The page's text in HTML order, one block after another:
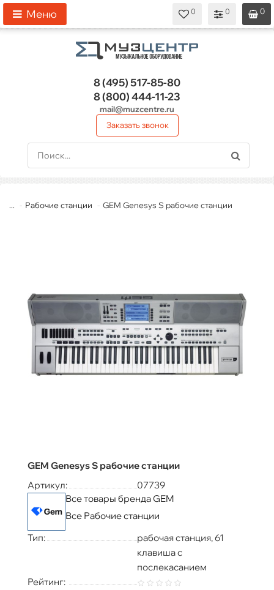
0
0
0
Меню
8 (495)517-85-80
8 (800)444-11-23
mail@muzcentre.ru
Заказать звонок
... Рабочие станции GEM Genesys S рабочие станции
GEM Genesys S рабочие станции
Артикул:
07739
Все товары бренда GEM
Все Рабочие станции
Тип:
рабочая станция, 61
клавиша с
послекасанием
Рейтинг: